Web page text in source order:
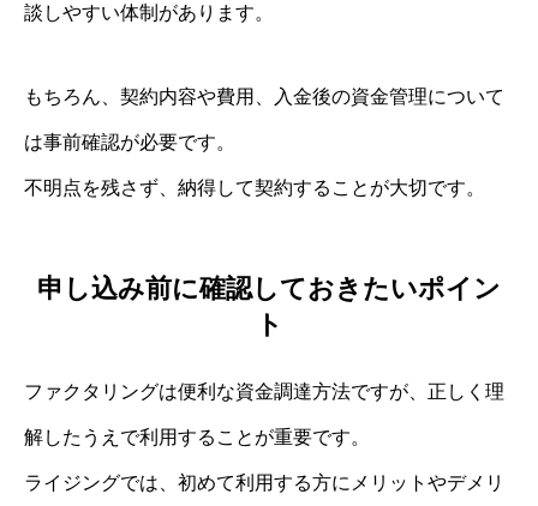
談しやすい体制があります。
もちろん、契約内容や費用、入金後の資金管理について
は事前確認が必要です。
不明点を残さず、納得して契約することが大切です。
申し込み前に確認しておきたいポイン
ト
ファクタリングは便利な資金調達方法ですが、正しく理
解したうえで利用することが重要です。
ライジングでは、初めて利用する方にメリットやデメリ